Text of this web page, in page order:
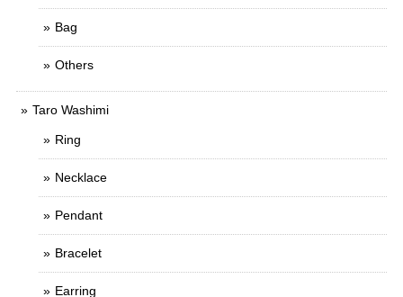
Bag
Others
Taro Washimi
Ring
Necklace
Pendant
Bracelet
Earring